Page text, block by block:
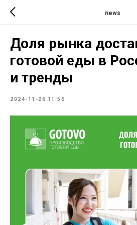
news
Доля рынка
готовой еды в
и тренды
2024-11-26 11:56